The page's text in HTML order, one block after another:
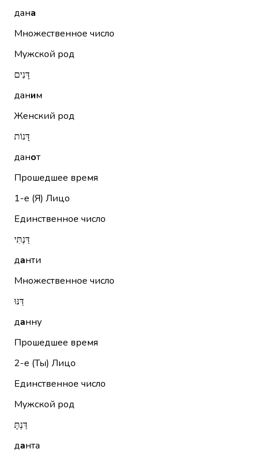
дана
Множественное число
Мужской род
דָּנִים
даним
Женский род
דָּנוֹת
данот
Прошедшее время
1-е (Я) Лицо
Единственное число
דַּנְתִּי
данти
Множественное число
דַּנּוּ
данну
Прошедшее время
2-е (Ты) Лицо
Единственное число
Мужской род
דַּנְתָּ
данта